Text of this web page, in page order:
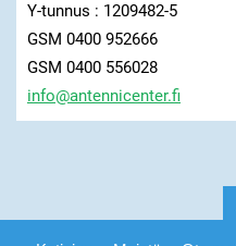
Y-tunnus : 1209482-5
GSM 0400 952666
GSM 0400 556028
info@antennicenter.fi